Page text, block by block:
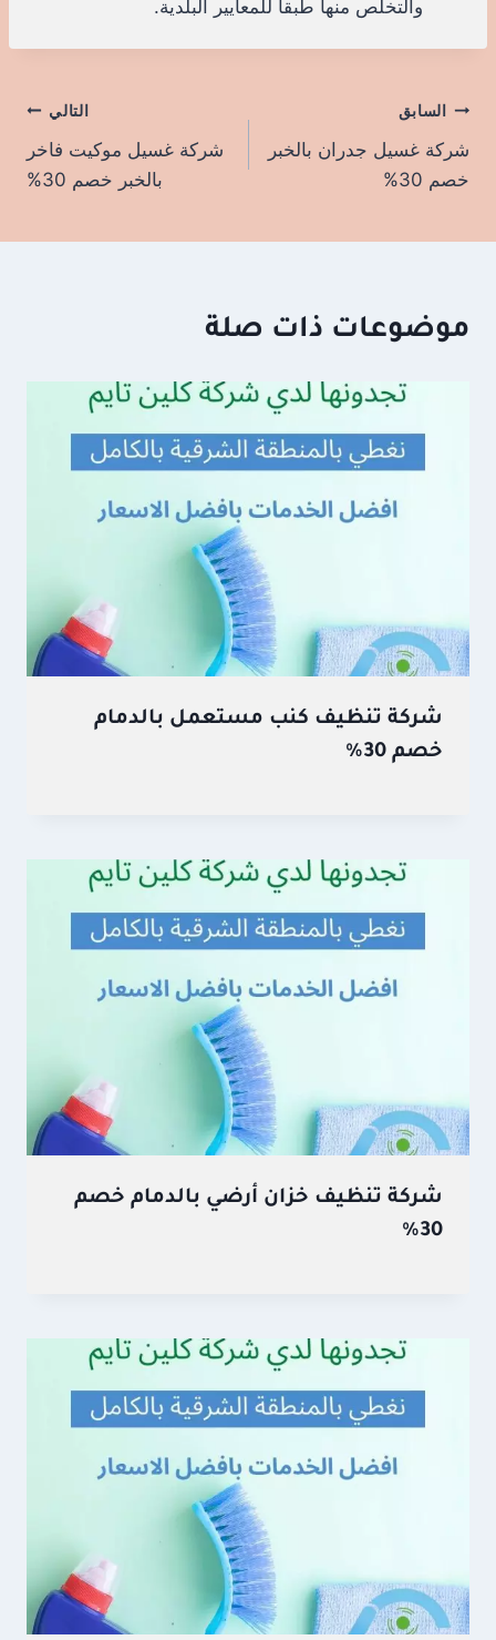
والتخلص منها طبقاً للمعايير البلدية.
تصفّح
المقالات
السابق
شركة غسيل جدران بالخبر
خصم 30%
التالي
شركة غسيل موكيت فاخر
بالخبر خصم 30%
موضوعات ذات صلة
شركة تنظيف كنب مستعمل بالدمام
خصم 30%
شركة تنظيف خزان أرضي بالدمام خصم
30%